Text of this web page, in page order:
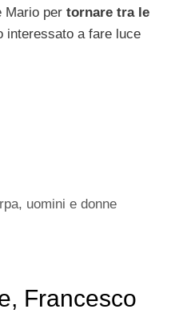
Mario per tornare tra le
interessato a fare luce
, uomini e donne
Francesco